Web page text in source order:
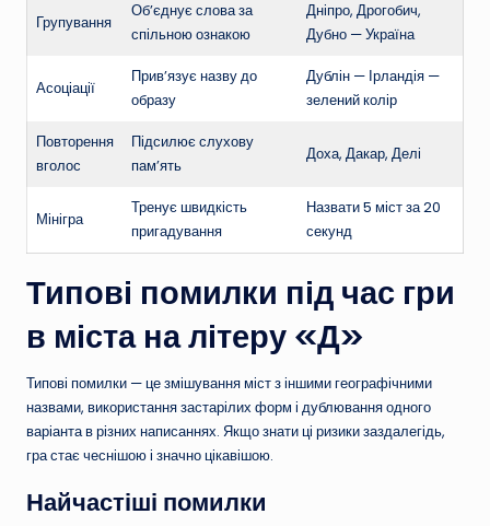
Групування
Об’єднує слова за
спільною ознакою
Дніпро, Дрогобич,
Дубно — Україна
Асоціації
Прив’язує назву до
образу
Дублін — Ірландія —
зелений колір
Повторення
вголос
Підсилює слухову
пам’ять
Доха, Дакар, Делі
Мінігра
Тренує швидкість
пригадування
Назвати 5 міст за 20
секунд
Типові помилки під час гри
в міста на літеру «Д»
Типові помилки — це змішування міст з іншими географічними
назвами, використання застарілих форм і дублювання одного
варіанта в різних написаннях. Якщо знати ці ризики заздалегідь,
гра стає чеснішою і значно цікавішою.
Найчастіші помилки